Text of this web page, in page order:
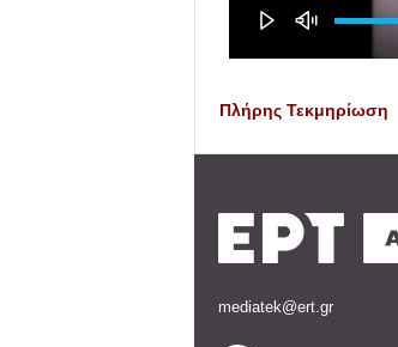
Πλήρης Τεκμηρίωση
mediatek@ert.gr